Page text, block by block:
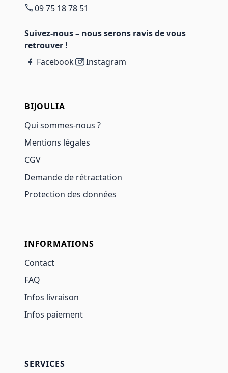
09 75 18 78 51
Suivez-nous – nous serons ravis de vous
retrouver !
Facebook
Instagram
BIJOULIA
Qui sommes-nous ?
Mentions légales
CGV
Demande de rétractation
Protection des données
INFORMATIONS
Contact
FAQ
Infos livraison
Infos paiement
SERVICES